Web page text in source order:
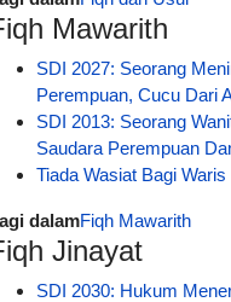
Mawarith
SDI 2027: Seorang
Perempuan, Cucu Dari
SDI 2013: Seorang
Saudara Perempuan
Tiada Wasiat Bagi Waris
dalamFiqh Mawarith
Jinayat
SDI 2030: Hukum